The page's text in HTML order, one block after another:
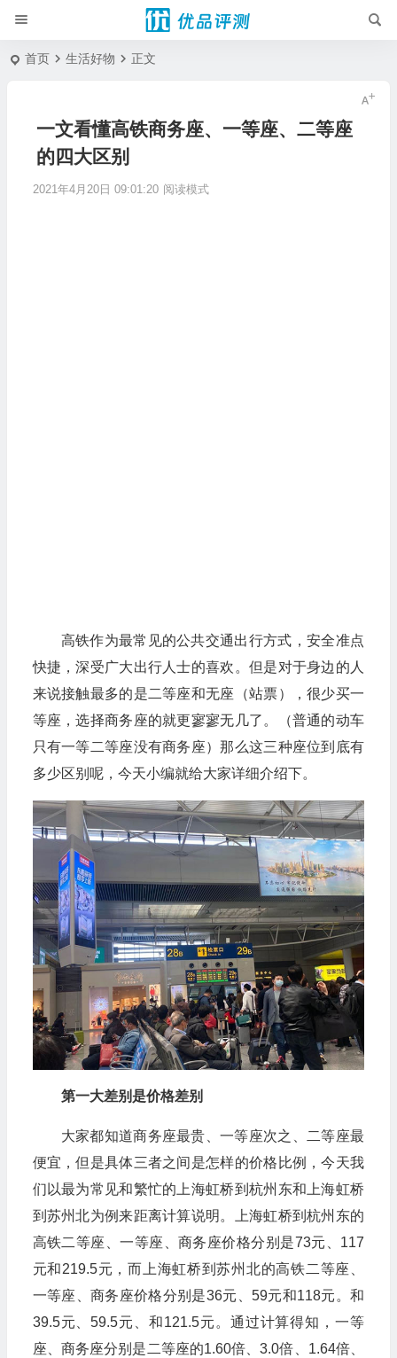
首页 生活好物 正文
一文看懂高铁商务座、一等座、二等座
的四大区别
2021年4月20日 09:01:20 阅读模式
高铁作为最常见的公共交通出行方式，安全准点
快捷，深受广大出行人士的喜欢。但是对于身边的人
来说接触最多的是二等座和无座（站票），很少买一
等座，选择商务座的就更寥寥无几了。（普通的动车
只有一等二等座没有商务座）那么这三种座位到底有
多少区别呢，今天小编就给大家详细介绍下。
第一大差别是价格差别
大家都知道商务座最贵、一等座次之、二等座最
便宜，但是具体三者之间是怎样的价格比例，今天我
们以最为常见和繁忙的上海虹桥到杭州东和上海虹桥
到苏州北为例来距离计算说明。上海虹桥到杭州东的
高铁二等座、一等座、商务座价格分别是73元、117
元和219.5元，而上海虹桥到苏州北的高铁二等座、
一等座、商务座价格分别是36元、59元和118元。和
39.5元、59.5元、和121.5元。通过计算得知，一等
座、商务座分别是二等座的1.60倍、3.0倍、1.64倍、